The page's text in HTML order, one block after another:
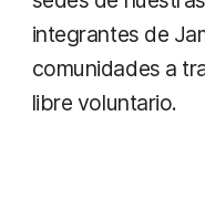
integrantes de
comunidades a
libre voluntario.